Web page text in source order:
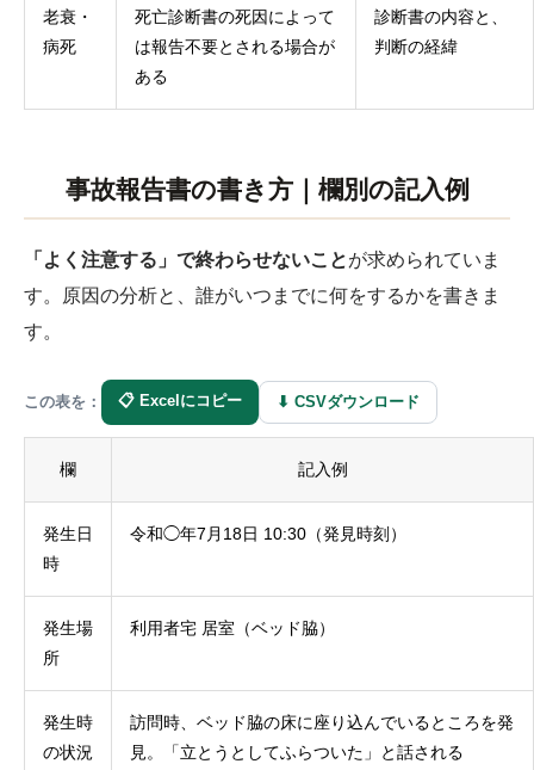
老衰・
病死
死亡診断書の死因によって
は報告不要とされる場合が
ある
診断書の内容と、
判断の経緯
事故報告書の書き方｜欄別の記入例
「よく注意する」で終わらせないことが求められていま
す。原因の分析と、誰がいつまでに何をするかを書きま
す。
この表を： 📋 Excelにコピー ⬇ CSVダウンロード
欄 記入例
発生日
時
令和◯年7月18日 10:30（発見時刻）
発生場
所
利用者宅 居室（ベッド脇）
発生時
の状況
訪問時、ベッド脇の床に座り込んでいるところを発
見。「立とうとしてふらついた」と話される